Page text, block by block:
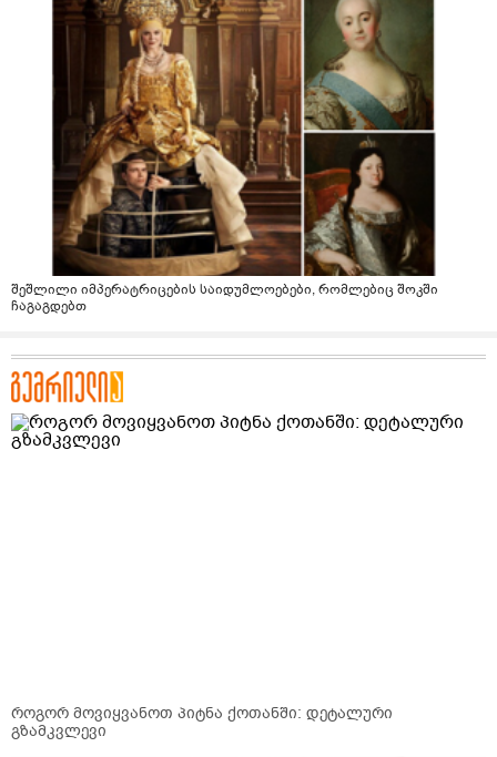
შეშლილი იმპერატრიცების საიდუმლოებები, რომლებიც შოკში
ჩაგაგდებთ
როგორ მოვიყვანოთ პიტნა ქოთანში: დეტალური
გზამკვლევი